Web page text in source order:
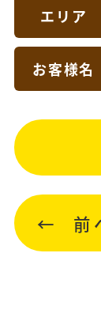
エリア
お客様名
前